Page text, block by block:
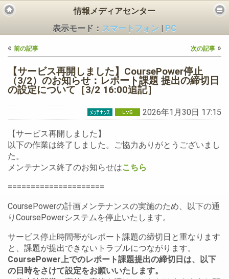
ス
情報メディアセンター
表示モード： スマートフォン
PC
« 前の記事 次の記事 »
【サービス再開しました】CoursePower停止
（3/2）のお知らせ：レポート課題 提出の締切日
の設定について［3/2 16:00追記］
2026年1月30日 17:15
【サービス再開しました】
以下の作業は終了しました。ご協力ありがとうございまし
た。
メンテナンス終了のお知らせはこちら
=====================
CoursePowerの計画メンテナンスの実施のため、以下の通
りCoursePowerシステムを停止いたします。
サービス停止時間帯がレポート課題の締切日と重なります
と、課題が提出できないトラブルにつながります。
CoursePower上でのレポート課題提出の締切日は、以下
の日時をさけて設定をお願いいたします。